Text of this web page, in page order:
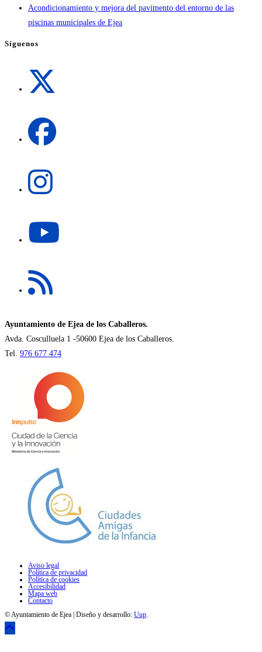
Acondicionamiento y mejora del pavimento del entorno de las
piscinas municipales de Ejea
Síguenos
pestaña
abre
abre
nueva
pestaña
en
nueva
pestaña
Ayuntamiento de Ejea de los Caballeros.
Avda. Cosculluela 1 -50600 Ejea de los Caballeros.
Tel. 976 677 474
Aviso legal
Política de privacidad
Política de cookies
Accesibilidad
Mapa web
Contacto
© Ayuntamiento de Ejea | Diseño y desarrollo: Uup.